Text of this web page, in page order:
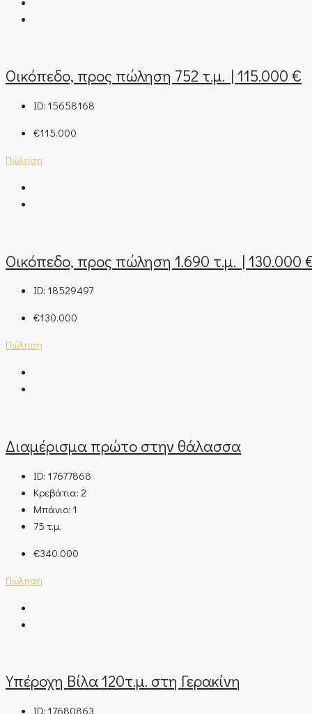
Οικόπεδο, προς πώληση 752 τ.μ. | 115.000 €
ID: 15658168
€115.000
Πώληση
Οικόπεδο, προς πώληση 1.690 τ.μ. | 130.000
ID: 18529497
€130.000
Πώληση
Διαμέρισμα πρώτο στην θάλασσα
ID: 17677868
Κρεβάτια: 2
Μπάνιο: 1
75 τ.μ.
€340.000
Πώληση
Υπέροχη Βίλα 120τ.μ. στη Γερακίνη
ID: 17680863